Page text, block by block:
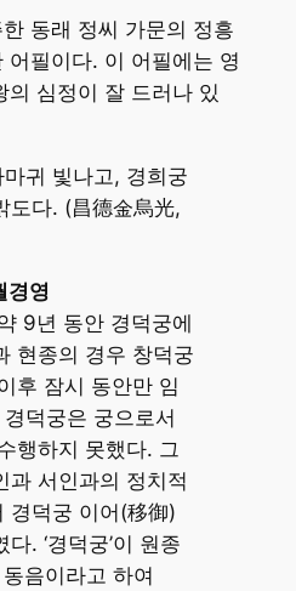
동래 정씨 가문의 정흥
어필이다. 이 어필에는 영
의 심정이 잘 드러나 있
귀 빛나고, 경희궁
도다. (昌德金烏光,
경영
9년 동안 경덕궁에
현종의 경우 창덕궁
후 잠시 동안만 임
덕궁은 궁으로서
행하지 못했다. 그
과 서인과의 정치적
경덕궁 이어(移御)
. ‘경덕궁’이 원종
동음이라고 하여